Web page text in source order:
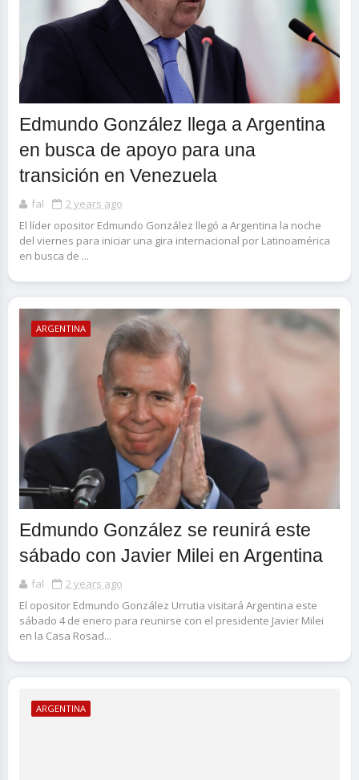
Edmundo González llega a Argentina
en busca de apoyo para una
transición en Venezuela
fal
2 years ago
El líder opositor Edmundo González llegó a Argentina la noche
del viernes para iniciar una gira internacional por Latinoamérica
en busca de ...
ARGENTINA
Edmundo González se reunirá este
sábado con Javier Milei en Argentina
fal
2 years ago
El opositor Edmundo González Urrutia visitará Argentina este
sábado 4 de enero para reunirse con el presidente Javier Milei
en la Casa Rosad...
ARGENTINA